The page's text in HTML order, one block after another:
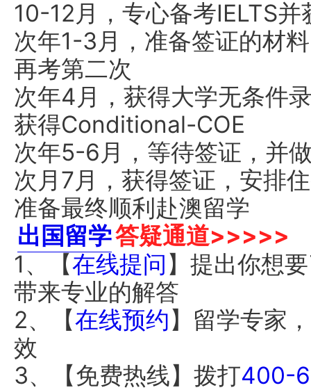
10-12月，专心备考IELTS
次年1-3月，准备签证的材
再考第二次
次年4月，获得大学无条件
获得Conditional-COE
次年5-6月，等待签证，并
次月7月，获得签证，安排
准备最终顺利赴澳留学
出国留学答疑通道>>>>>
1、【在线提问 】提出你想
带来专业的解答
2、【在线预约】留学专家
效
3、【免费热线】拨打400-